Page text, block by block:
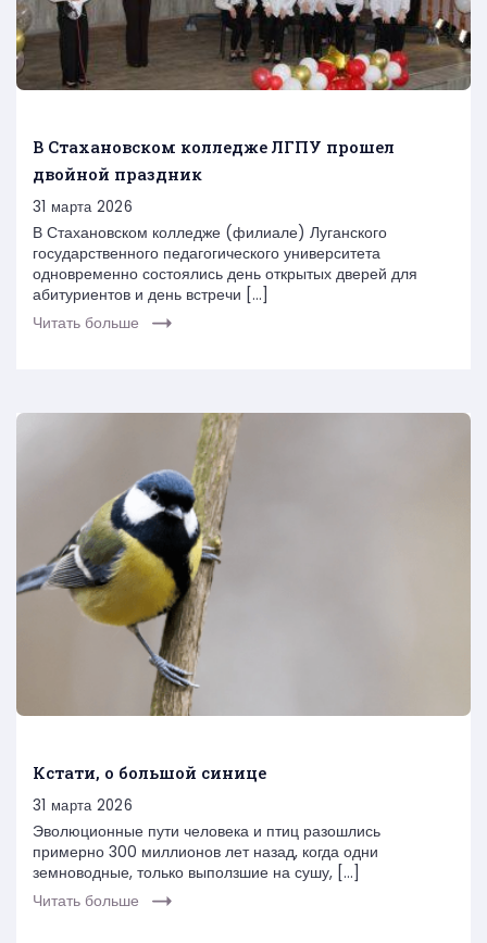
В Стахановском колледже ЛГПУ прошел
двойной праздник
31 марта 2026
В Стахановском колледже (филиале) Луганского
государственного педагогического университета
одновременно состоялись день открытых дверей для
абитуриентов и день встречи […]
Читать больше
Кстати, о большой синице
31 марта 2026
Эволюционные пути человека и птиц разошлись
примерно 300 миллионов лет назад, когда одни
земноводные, только выползшие на сушу, […]
Читать больше